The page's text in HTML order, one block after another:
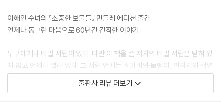
첫 서원 일기
오빠가 보낸 수석
사형수의 목각
사형수의 엽서
민들레의 영토
주었다. 식물을 공유하는 것은 생명을 공유하는 것. 갖는 기쁨보다 선물하
는 기쁨이 더 크다. _45쪽, 〈식물 키우기〉에서
기쁨 발견 연구원인 내 취미는 참으로 풍성하다. ‘글로 말로 누구를 기쁘게
해줄까?’를 구체적으로 궁리하는 것. 좋은 시나 글귀를 모아 맛을 들이고
만나는 사람에 맞춰 나눠주는 것. 나뭇잎, 꽃잎, 돌멩이, 조가비, 빈 병, 솔
방울, 손수건 들을 모아 예술성 있게 작은 선물을 만드는 것. 다양한 스티커
를 이리저리 구성해 고운 카드를 만드는 것. 아름다운 풍경이나 마음 따뜻
이해인 수녀의 『소중한 보물들』 민들레 에디션 출간
언제나 동그란 마음으로 60년간 간직한 이야기
누구에게나 비밀 서랍이 있다. 다만 이 책을 쓴 저자의 비밀 서랍은 닫혀 있
지 않고 언제나 열려 있다. 그 서랍 안에는 조가비와 돌멩이, 편지지와 색연
필, 엽서와 손수건 등 손님에게 나눠줄 선물로 쓰일 사물들이 들어 있다.
“선물은 돌고 돌아 결국 그것이 필요한 사람들에게 돌아가야 빛난다고 생
출판사 리뷰 더보기